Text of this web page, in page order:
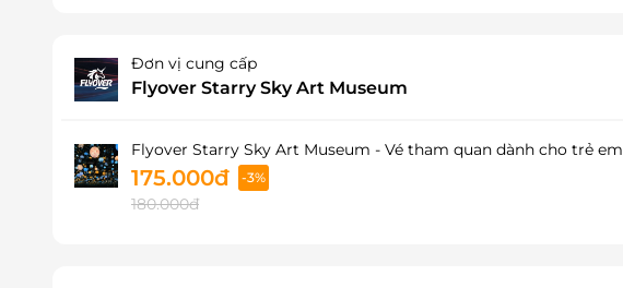
Đơn vị cung cấp
Flyover Starry Sky Art Museum
Flyover Starry Sky Art Museum - Vé tham quan dành cho trẻ em
175.000đ -3%
180.000đ